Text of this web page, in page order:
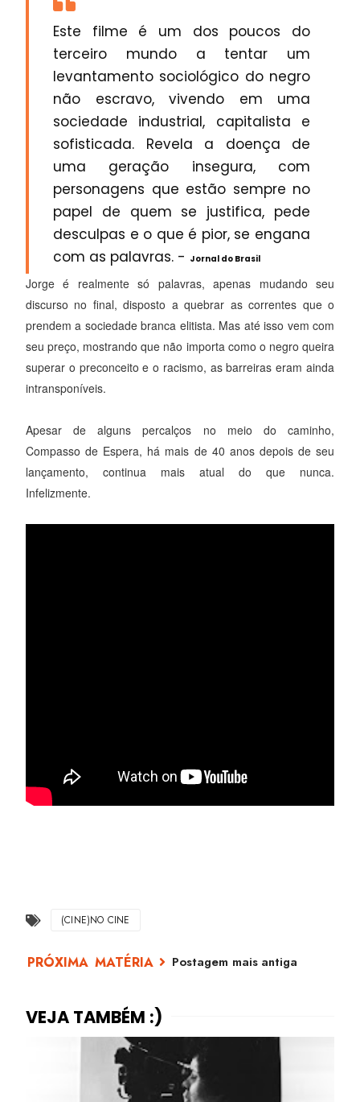
Este filme é um dos poucos do
terceiro mundo a tentar um
levantamento sociológico do negro
não escravo, vivendo em uma
sociedade industrial, capitalista e
sofisticada. Revela a doença de
uma geração insegura, com
personagens que estão sempre no
papel de quem se justifica, pede
desculpas e o que é pior, se engana
com as palavras. - Jornal do Brasil
Jorge é realmente só palavras, apenas mudando seu
discurso no final, disposto a quebrar as correntes que o
prendem a sociedade branca elitista. Mas até isso vem com
seu preço, mostrando que não importa como o negro queira
superar o preconceito e o racismo, as barreiras eram ainda
intransponíveis.
Apesar de alguns percalços no meio do caminho,
Compasso de Espera, há mais de 40 anos depois de seu
lançamento, continua mais atual do que nunca.
Infelizmente.
(CINE)NO CINE
Postagem mais antiga